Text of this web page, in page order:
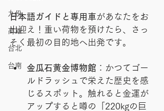
九份
高雄
台北
台南
日本語ガイドと専用車があなたをお
出迎え！重い荷物を預けたら、さっ
そく最初の目的地へ出発です。
金瓜石黄金博物館 ：かつてゴー
ルドラッシュで栄えた歴史を感
じるスポット。触れると金運が
アップすると噂の「220kgの巨